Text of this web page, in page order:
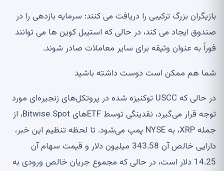
بازیگران بزرگ ترکیبی را دریافت می کنند: سرمایه بازدهی را در
صندوق ایجاد می کند، در حالی که استیبل کوین ها می توانند
فوراً به عنوان وثیقه برای سایر معاملات صادر شوند.
شما هم ممکن است دوست داشته باشید
در حالی که USCC توکنیزه شده در پروتکل‌های زنجیره‌ای مورد
توجه قرار می‌گیرد، نقدینگی توسط ETF‌های Bitwise Spot، از
جمله XRP، به NYSE پمپ می‌شود. تا لحظه تنظیم این خبر،
دارایی خالص آن 343.58 میلیون دلار و قیمت سهام آن
14.25 دلار است، در حالی که مجموع جریان خالص ورودی به